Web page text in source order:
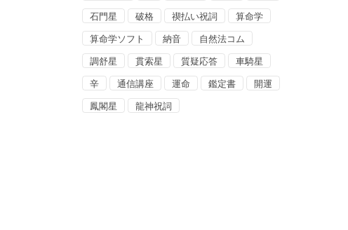
石門星 破格 禊払い祝詞 算命学
算命学ソフト 納音 自然法コム
調舒星 貫索星 質疑応答 車騎星
辛 通信講座 運命 鑑定書 開運
鳳閣星 龍神祝詞